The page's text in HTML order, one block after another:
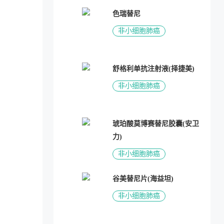
色瑞替尼
非小细胞肺癌
舒格利单抗注射液(择捷美)
非小细胞肺癌
琥珀酸莫博赛替尼胶囊(安卫
力)
非小细胞肺癌
谷美替尼片(海益坦)
非小细胞肺癌